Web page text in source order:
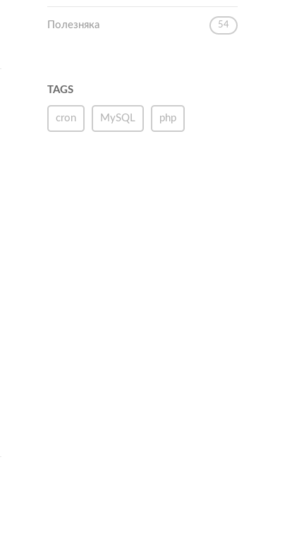
Полезняка 54
TAGS
cron MySQL php